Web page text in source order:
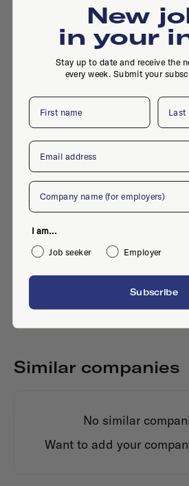
Contact
Website
Active jobs
Is this your company
Similar companies
No similar
Want to add your
New
in your
Stay up to date and receive the
every week. Submit your
First name Last
Email
Company
I am...
Job seeker
Employer
Subscribe